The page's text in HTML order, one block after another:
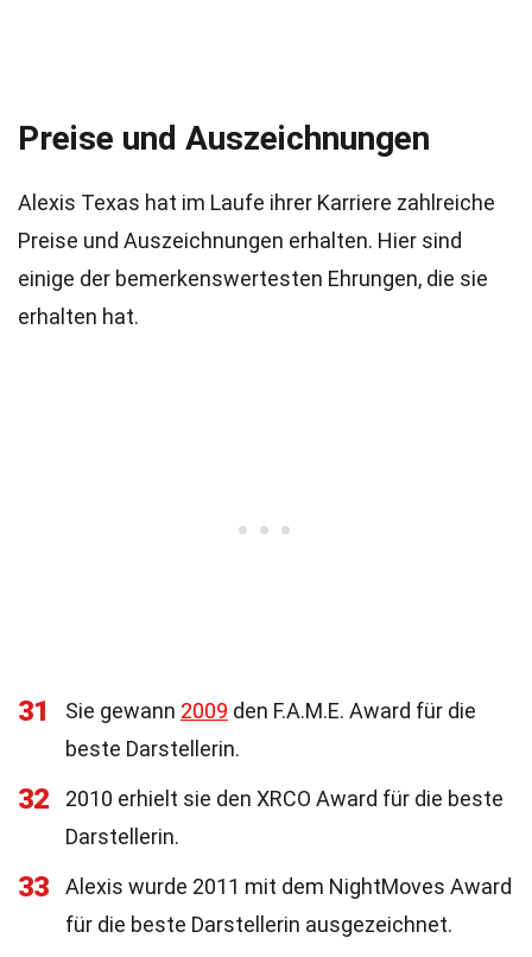
Preise und Auszeichnungen
Alexis Texas hat im Laufe ihrer Karriere zahlreiche
Preise und Auszeichnungen erhalten. Hier sind
einige der bemerkenswertesten Ehrungen, die sie
erhalten hat.
31 Sie gewann 2009 den F.A.M.E. Award für die
beste Darstellerin.
32
2010 erhielt sie den XRCO Award für die beste
Darstellerin.
33
Alexis wurde 2011 mit dem NightMoves Award
für die beste Darstellerin ausgezeichnet.